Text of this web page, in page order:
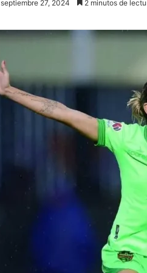
septiembre 27, 2024 2 minutos de